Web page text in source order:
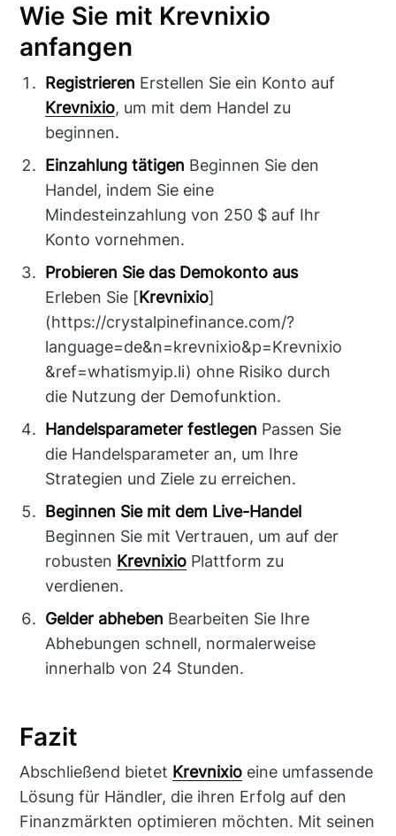
Wie Sie mit Krevnixio
anfangen
Registrieren Erstellen Sie ein Konto auf
Krevnixio, um mit dem Handel zu
beginnen.
Einzahlung tätigen Beginnen Sie den
Handel, indem Sie eine
Mindesteinzahlung von 250 $ auf Ihr
Konto vornehmen.
Probieren Sie das Demokonto aus
Erleben Sie [Krevnixio]
(https://crystalpinefinance.com/?
language=de&n=krevnixio&p=Krevnixio
&ref=whatismyip.li) ohne Risiko durch
die Nutzung der Demofunktion.
Handelsparameter festlegen Passen Sie
die Handelsparameter an, um Ihre
Strategien und Ziele zu erreichen.
Beginnen Sie mit dem Live-Handel
Beginnen Sie mit Vertrauen, um auf der
robusten Krevnixio Plattform zu
verdienen.
Gelder abheben Bearbeiten Sie Ihre
Abhebungen schnell, normalerweise
innerhalb von 24 Stunden.
Fazit
Abschließend bietet Krevnixio eine umfassende
Lösung für Händler, die ihren Erfolg auf den
Finanzmärkten optimieren möchten. Mit seinen